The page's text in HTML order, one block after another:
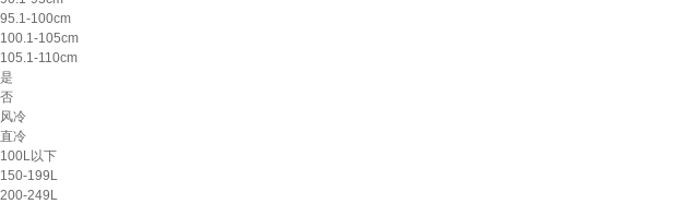
95.1-100cm
100.1-105cm
105.1-110cm
是
否
风冷
直冷
100L以下
150-199L
200-249L